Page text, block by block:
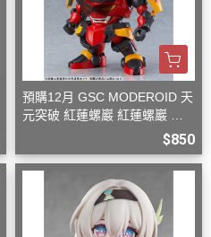
預購12月 GSC MODEROID 天
元突破 紅蓮螺巖 紅蓮螺巖 再
$850